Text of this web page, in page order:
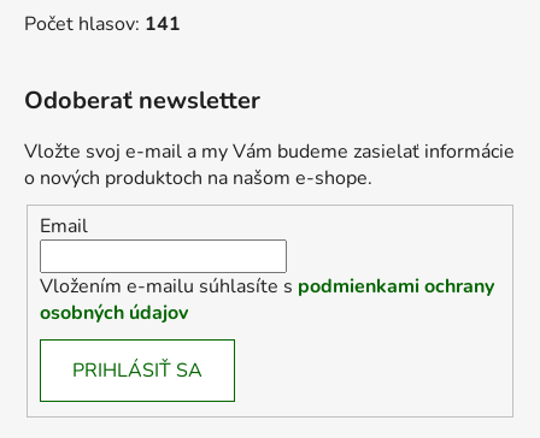
Počet hlasov: 141
Odoberať newsletter
Vložte svoj e-mail a my Vám budeme zasielať informácie
o nových produktoch na našom e-shope.
Email
Vložením e-mailu súhlasíte s podmienkami ochrany
osobných údajov
PRIHLÁSIŤ SA